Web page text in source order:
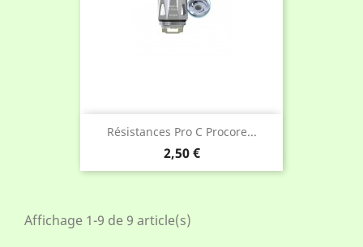
Résistances Pro C Procore...
Prix
2,50 €
Affichage 1-9 de 9 article(s)